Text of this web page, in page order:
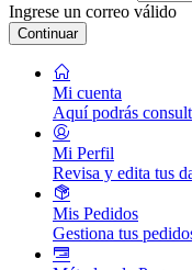
Ingrese un correo válido
Continuar
Mi cuenta
Aquí podrás
Mi Perfil
Revisa y edita tus
Mis Pedidos
Gestiona tus